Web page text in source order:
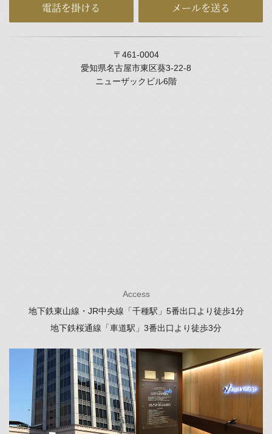
電話を掛ける メールを送る
〒461-0004
愛知県名古屋市東区葵3-22-8
ニューザックビル6階
Access
地下鉄東山線・JR中央線「千種駅」 5番出口より徒歩1分
地下鉄桜通線「車道駅」 3番出口より徒歩3分